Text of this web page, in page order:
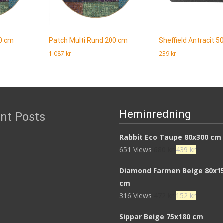
cm Patch Multi Rund 200 cm
1 087 kr
Sheffield Antracit
239 kr
Posts Heminredning
Rabbit Eco Taupe 80x300 cm
651 Views
Det
priset
680 kr.
439 krDet
priset
439 kr.
Diamond Farmen Beige
cm
316 Views
Det
priset
152 krDet
priset
Sippar Beige 75x180 cm